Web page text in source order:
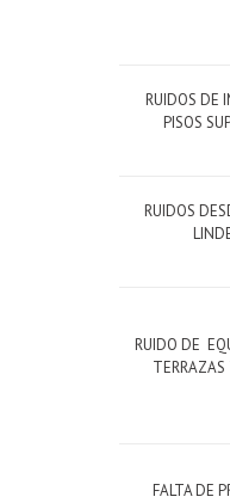
RUIDOS DE
PISOS
RUIDOS
RUIDO DE
FALTA DE